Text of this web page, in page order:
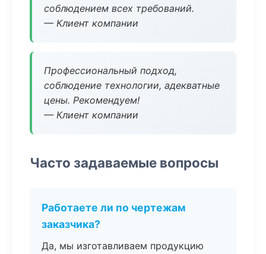
соблюдением всех требований.
— Клиент компании
Профессиональный подход,
соблюдение технологии, адекватные
цены. Рекомендуем!
— Клиент компании
Часто задаваемые вопросы
Работаете ли по чертежам
заказчика?
Да, мы изготавливаем продукцию